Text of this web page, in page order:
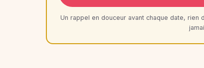
Un rappel en douceur avant chaque date, rien